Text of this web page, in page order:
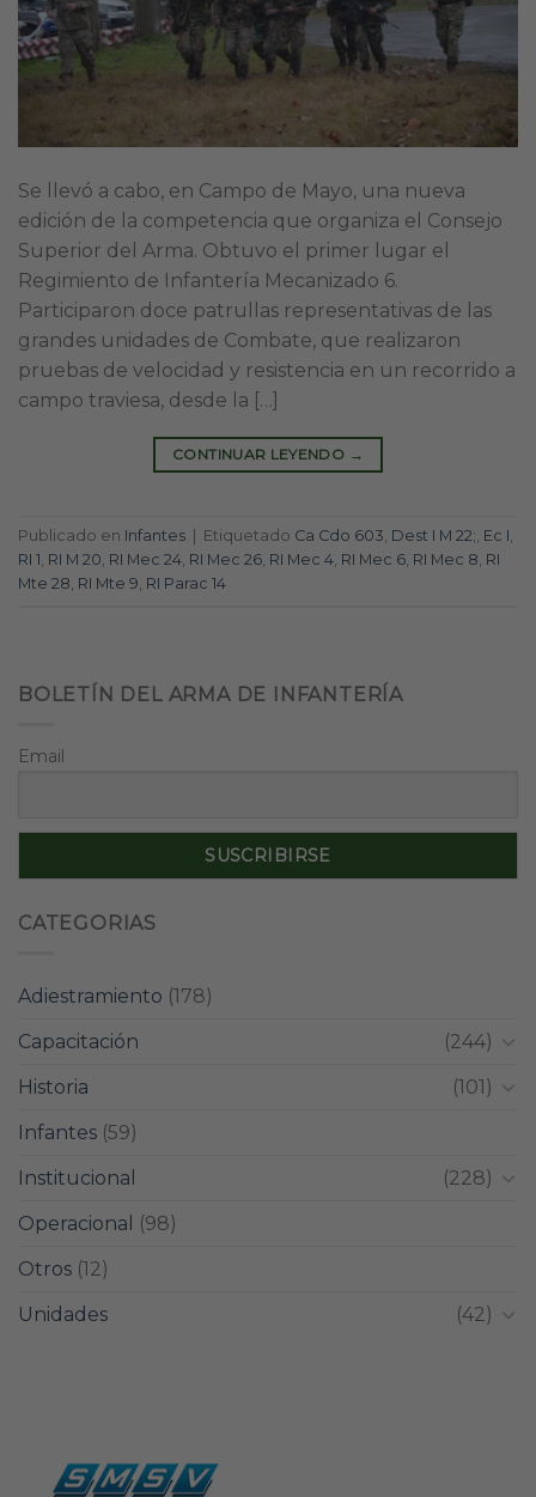
Se llevó a cabo, en Campo de Mayo, una nueva
edición de la competencia que organiza el Consejo
Superior del Arma. Obtuvo el primer lugar el
Regimiento de Infantería Mecanizado 6.
Participaron doce patrullas representativas de las
grandes unidades de Combate, que realizaron
pruebas de velocidad y resistencia en un recorrido a
campo traviesa, desde la […]
CONTINUAR LEYENDO →
Publicado en Infantes Etiquetado Ca Cdo 603, Dest I M 22;, Ec I,
RI 1, RI M 20, RI Mec 24, RI Mec 26, RI Mec 4, RI Mec 6, RI Mec 8, RI
Mte 28, RI Mte 9, RI Parac 14
BOLETÍN DEL ARMA DE INFANTERÍA
Email
CATEGORIAS
Adiestramiento (178)
Capacitación
(244)
Historia
(101)
Infantes (59)
Institucional
(228)
Operacional
(98)
Otros (12)
Unidades
(42)